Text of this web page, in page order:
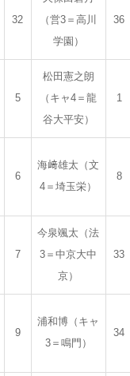
32
（営3＝高川
学園）
36
5
松田憲之朗
（キャ4＝龍
谷大平安）
1
6
海﨑雄太（文
4＝埼玉栄）
8
7
今泉颯太（法
3＝中京大中
京）
33
9
浦和博（キャ
3＝鳴門）
34